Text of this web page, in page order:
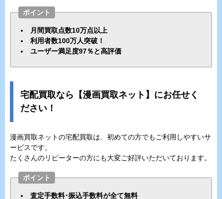
ポイント
月間買取点数10万点以上
利用者数100万人突破！
ユーザー満足度97％と高評価
宅配買取なら【漫画買取ネット】にお任せく
ださい！
漫画買取ネットの宅配買取は、初めての方でもご利用しやすいサ
ービスです。
たくさんのリピーターの方にも大変ご好評いただいております。
ポイント
査定手数料･振込手数料が全て無料